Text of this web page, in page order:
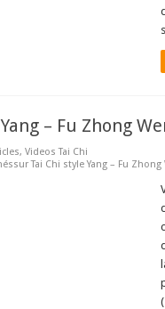
– Fu Zhong
, Videos Tai Chi
sur Tai Chi style Yang – Fu